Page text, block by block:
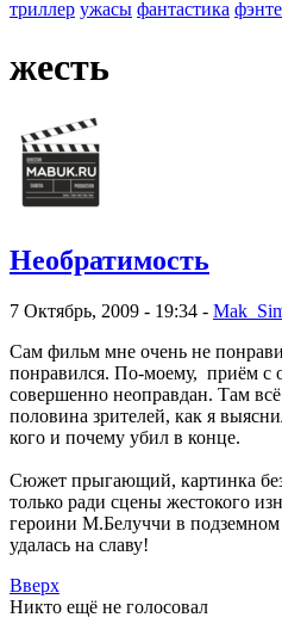
триллер ужасы фантастика
жесть
Необратимость
7 Октябрь, 2009 - 19:34 -
Сам фильм мне очень не
понравился. По-моему, приём с
совершенно неоправдан. Там всё
половина зрителей, как я
кого и почему убил в конце.
Сюжет прыгающий, картинка
только ради сцены жестокого
героини М.Белуччи в
удалась на славу!
Вверх
Никто ещё не голосовал